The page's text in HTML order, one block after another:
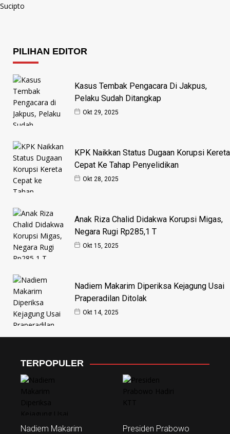
Sucipto
PILIHAN EDITOR
Kasus Tembak Pengacara Di Jakpus,
Pelaku Sudah Ditangkap
Okt 29, 2025
KPK Naikkan Status Dugaan Korupsi Kereta
Cepat Ke Tahap Penyelidikan
Okt 28, 2025
Anak Riza Chalid Didakwa Korupsi Migas,
Negara Rugi Rp285,1 T
Okt 15, 2025
Nadiem Makarim Diperiksa Kejagung Usai
Praperadilan Ditolak
Okt 14, 2025
TERPOPULER
Nadiem Makarim
Presiden Prabowo